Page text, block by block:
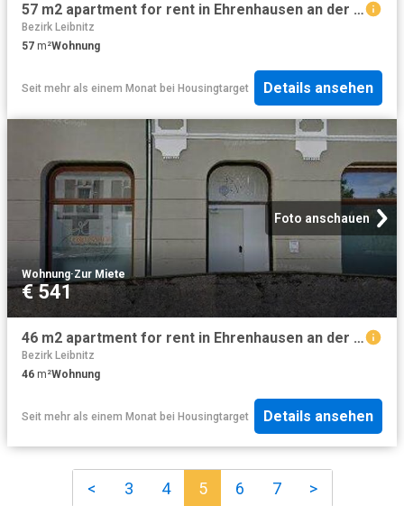
57 m2 apartment for rent in Ehrenhausen an der Weinstraße
Bezirk Leibnitz
57 m²Wohnung
Seit mehr als einem Monat bei Housingtarget Details ansehen
Foto anschauen
Wohnung·Zur Miete
€ 541
46 m2 apartment for rent in Ehrenhausen an der Weinstraße
Bezirk Leibnitz
46 m²Wohnung
Seit mehr als einem Monat bei Housingtarget Details ansehen
< 3 4 5 6 7 >